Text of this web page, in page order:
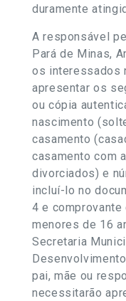
duramente
A responsável
Pará de Minas,
os interessados
apresentar os
ou cópia
nascimento
casamento
casamento com
divorciados) e
incluí-lo no
4 e comprovante
menores de 16
Secretaria
pai, mãe ou
necessitarão